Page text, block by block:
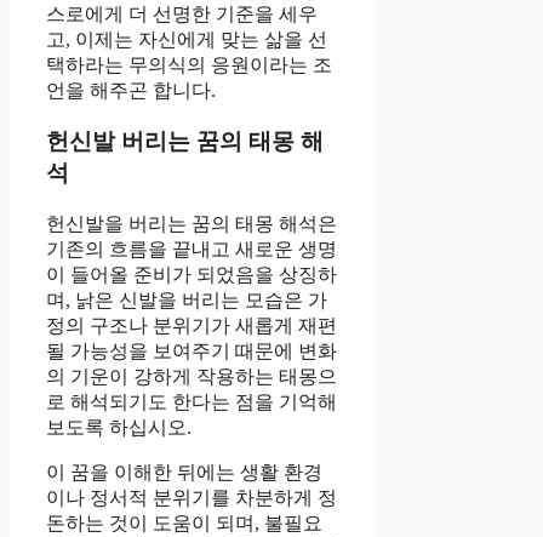
스로에게 더 선명한 기준을 세우
고, 이제는 자신에게 맞는 삶을 선
택하라는 무의식의 응원이라는 조
언을 해주곤 합니다.
헌신발 버리는 꿈의 태몽 해
석
헌신발을 버리는 꿈의 태몽 해석은
기존의 흐름을 끝내고 새로운 생명
이 들어올 준비가 되었음을 상징하
며, 낡은 신발을 버리는 모습은 가
정의 구조나 분위기가 새롭게 재편
될 가능성을 보여주기 때문에 변화
의 기운이 강하게 작용하는 태몽으
로 해석되기도 한다는 점을 기억해
보도록 하십시오.
이 꿈을 이해한 뒤에는 생활 환경
이나 정서적 분위기를 차분하게 정
돈하는 것이 도움이 되며, 불필요